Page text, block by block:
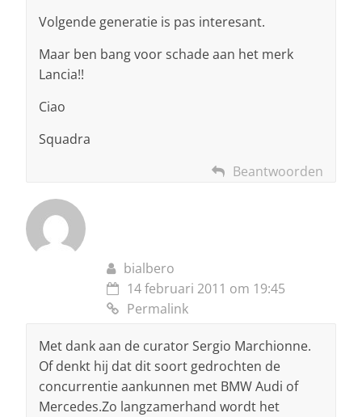
Volgende generatie is pas interesant.
Maar ben bang voor schade aan het merk
Lancia!!
Ciao
Squadra
Beantwoorden
bialbero
14 februari 2011 om 19:45
Permalink
Met dank aan de curator Sergio Marchionne.
Of denkt hij dat dit soort gedrochten de
concurrentie aankunnen met BMW Audi of
Mercedes.Zo langzamerhand wordt het